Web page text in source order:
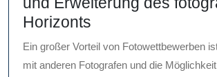
Horizonts
Ein großer Vorteil von Fotowettbewerben
mit anderen Fotografen und die